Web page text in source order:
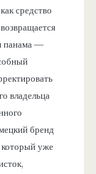
средство
панама —
владельца
бренд
уже